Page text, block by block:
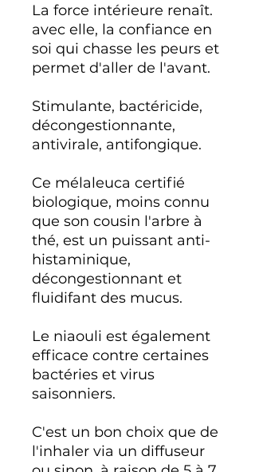
La force intérieure renaît.
avec elle, la confiance en
soi qui chasse les peurs et
permet d'aller de l'avant.
Stimulante, bactéricide,
décongestionnante,
antivirale, antifongique.
Ce mélaleuca certifié
biologique, moins connu
que son cousin l'arbre à
thé, est un puissant anti-
histaminique,
décongestionnant et
fluidifant des mucus.
Le niaouli est également
efficace contre certaines
bactéries et virus
saisonniers.
C'est un bon choix que de
l'inhaler via un diffuseur